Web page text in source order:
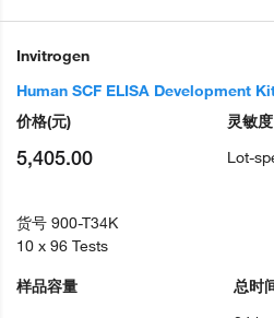
Invitrogen
Human SCF ELISA Development
灵敏度
Lot-
样品容量
总时
价格(元)
5,405.00
货号 900-T34K
10 x 96 Tests